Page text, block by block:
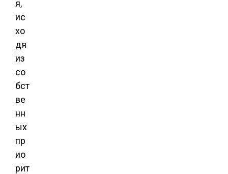
я,
ис
хо
дя
из
со
бст
ве
нн
ых
пр
ио
рит